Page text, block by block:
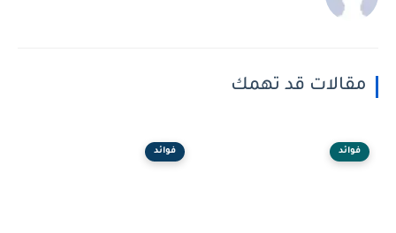
مقالات قد تهمك
فوائد فوائد